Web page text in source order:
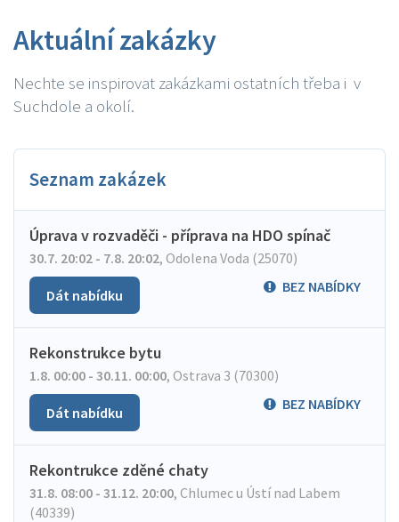
Aktuální zakázky
Nechte se inspirovat zakázkami ostatních třeba i v
Suchdole a okolí.
Seznam zakázek
Úprava v rozvaděči - příprava na HDO spínač
30.7. 20:02 - 7.8. 20:02, Odolena Voda (25070)
BEZ NABÍDKY
Dát nabídku
Rekonstrukce bytu
1.8. 00:00 - 30.11. 00:00, Ostrava 3 (70300)
BEZ NABÍDKY
Dát nabídku
Rekontrukce zděné chaty
31.8. 08:00 - 31.12. 20:00, Chlumec u Ústí nad Labem
(40339)